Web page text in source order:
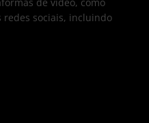
redes sociais, incluindo